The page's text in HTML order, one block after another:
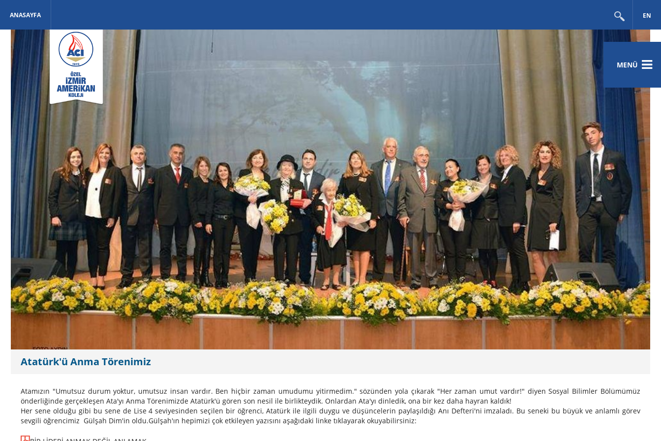
ANASAYFA EN
MENÜ
Atatürk'ü Anma Törenimiz
Atamızın "Umutsuz durum yoktur, umutsuz insan vardır. Ben hiçbir zaman umudumu yitirmedim." sözünden yola çıkarak "Her zaman umut vardır!" diyen Sosyal Bilimler Bölümümüz
önderliğinde gerçekleşen Ata'yı Anma Törenimizde Atatürk'ü gören son nesil ile birlikteydik. Onlardan Ata'yı dinledik, ona bir kez daha hayran kaldık!
Her sene olduğu gibi bu sene de Lise 4 seviyesinden seçilen bir öğrenci, Atatürk ile ilgili duygu ve düşüncelerin paylaşıldığı Anı Defteri'ni imzaladı. Bu seneki bu büyük ve anlamlı görev
sevgili öğrencimiz Gülşah Dim'in oldu.Gülşah'ın hepimizi çok etkileyen yazısını aşağıdaki linke tıklayarak okuyabilirsiniz: